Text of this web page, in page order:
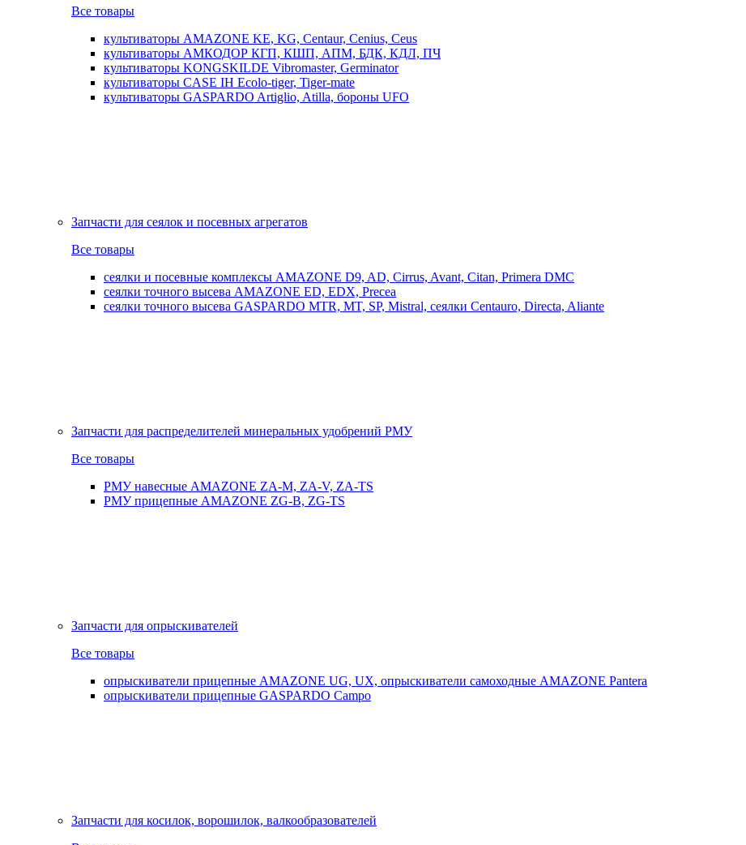
Все товары
культиваторы AMAZONE KE, KG, Centaur, Cenius, Ceus
культиваторы АМКОДОР КГП, КШП, АПМ, БДК, КДЛ, ПЧ
культиваторы KONGSKILDE Vibromaster, Germinator
культиваторы CASE IH Ecolo-tiger, Tiger-mate
культиваторы GASPARDO Artiglio, Atilla, бороны UFO
Запчасти для сеялок и посевных агрегатов
Все товары
сеялки и посевные комплексы AMAZONE D9, AD, Cirrus, Avant, Citan, Primera DMC
сеялки точного высева AMAZONE ED, EDX, Precea
сеялки точного высева GASPARDO MTR, MT, SP, Mistral, сеялки Centauro, Directa, Aliante
Запчасти для распределителей минеральных удобрений РМУ
Все товары
РМУ навесные AMAZONE ZA-M, ZA-V, ZA-TS
РМУ прицепные AMAZONE ZG-B, ZG-TS
Запчасти для опрыскивателей
Все товары
опрыскиватели прицепные AMAZONE UG, UX, опрыскиватели самоходные AMAZONE Pantera
опрыскиватели прицепные GASPARDO Campo
Запчасти для косилок, ворошилок, валкообразователей